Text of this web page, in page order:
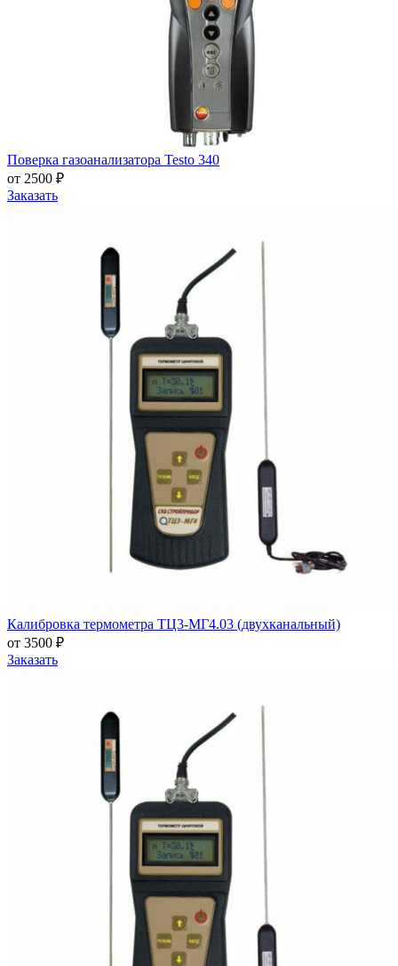
Поверка газоанализатора Testo 340
от 2500 ₽
Заказать
Калибровка термометра ТЦ3-МГ4.03 (двухканальный)
от 3500 ₽
Заказать